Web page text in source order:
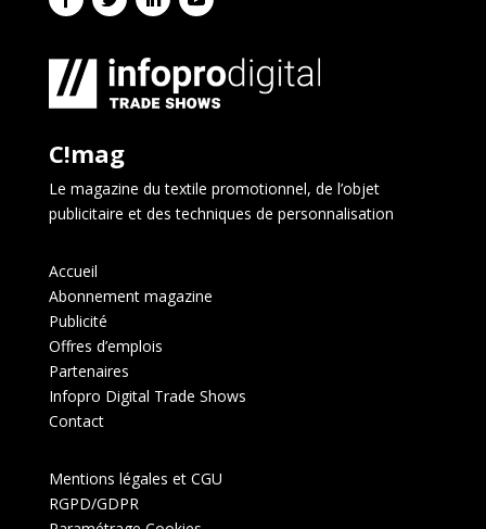
C!mag
Le magazine du textile promotionnel, de l’objet
publicitaire et des techniques de personnalisation
Accueil
Abonnement magazine
Publicité
Offres d’emplois
Partenaires
Infopro Digital Trade Shows
Contact
Mentions légales et CGU
RGPD/GDPR